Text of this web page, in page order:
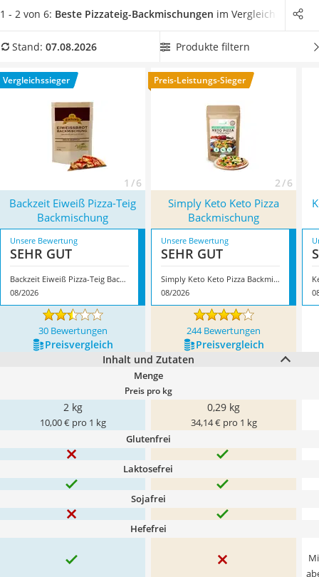
MCT-Öl
Erythrit
Müsli ohne Zuckerzusatz
Service
Test zu Hause ein Erfolg wird, zeigen wir Ihnen, welche Dinge
Backmischung aus unserer Vergleichstabelle, damit die
August 2026 besonders das ModellBackzeit Eiweiß Pizza-Teig
Backmischung
mit seinen Eigenschaften.
1 - 2 von 6: Beste Pizzateig-Backmischungen im Vergleich
Stand: 07.08.2026 Produkte filtern
Vergleichssieger
1 / 6
Preis-Leistungs-Sieger
2 / 6
Backzeit Eiweiß Pizza-Teig
Backmischung
‎Simply Keto Keto Pizza
Backmischung
Unsere Bewertung
SEHR GUT
Backzeit Eiweiß Pizza-Teig Backmischung
08/2026
Unsere Bewertung
SEHR GUT
‎Simply Keto Keto Pizza Backmischung
08/2026
30 Bewertungen 244 Bewertungen
Preis­vergleich
Preis­vergleich
Inhalt und Zutaten
Menge
Preis pro kg
2 kg
10,00 € pro 1 kg
0,29 kg
34,14 € pro 1 kg
Glutenfrei
Laktosefrei
Sojafrei
Hefefrei